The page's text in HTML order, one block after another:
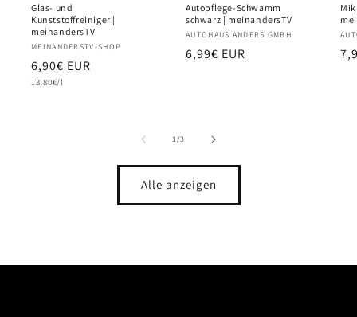
Glas- und
Kunststoffreiniger |
meinandersTV
Anbieter:
MEINANDERSTV-SHOP
Normaler
Preis
6,90€ EUR
Grundpreis
13,80€/l
Autopflege-Schwamm
schwarz | meinandersTV
Anbieter:
AUTOHAUS ANDERS GMBH
Normaler
6,99€ EUR
1/von
3
Alle anzeigen